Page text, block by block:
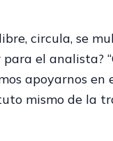
circula, se
el analista?
apoyarnos en
mismo de la